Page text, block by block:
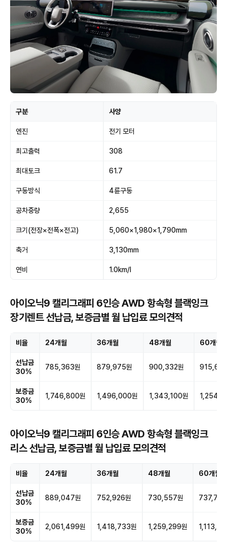
구분 사양
엔진 전기 모터
최고출력 308
최대토크 61.7
구동방식 4륜구동
공차중량 2,655
크기(전장×전폭×전고) 5,060×1,980×1,790mm
축거 3,130mm
연비 1.0km/l
아이오닉9 캘리그래피 6인승 AWD 항속형 블랙잉크
장기렌트 선납금, 보증금별 월 납입료 모의견적
비율 24개월 36개월 48개월 60개월
선납금
30%
785,363원 879,975원 900,332원
보증금
30%
1,746,800원 1,496,000원 1,343,100원
아이오닉9 캘리그래피 6인승 AWD 항속형 블랙잉크
리스 선납금, 보증금별 월 납입료 모의견적
비율 24개월 36개월 48개월 60개월
선납금
30%
889,047원 752,926원 730,557원
보증금
30%
2,061,499원 1,418,733원 1,259,299원